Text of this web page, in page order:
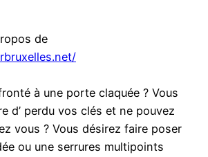
de
à une porte claquée ? Vous
d’ perdu vos clés et ne pouvez
vous ? Vous désirez faire poser
ou une serrures multipoints